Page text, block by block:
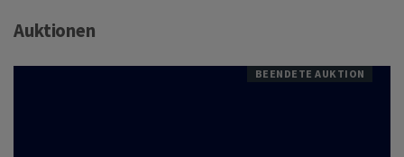
Auktionen
BEENDETE AUKTION